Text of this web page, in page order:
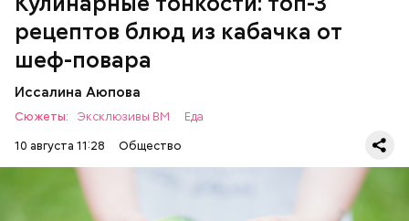
рецептов блюд из кабачка от
шеф-повара
Иссалина Аюпова
Сюжеты: Эксклюзивы ВМ
Еда
10 августа 11:28
Общество
Что понадобится: